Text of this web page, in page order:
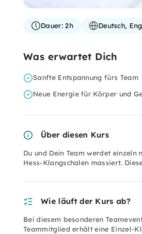
Dauer:2h Deutsch,
Was erwartet Dich
Sanfte Entspannung fürs Team
Neue Energie für Körper und
Über diesen Kurs
Du und Dein Team werdet
Hess-Klangschalen massiert.
Wie läuft der Kurs ab?
Bei diesem besonderen
Teammitglied erhält eine Einzel-